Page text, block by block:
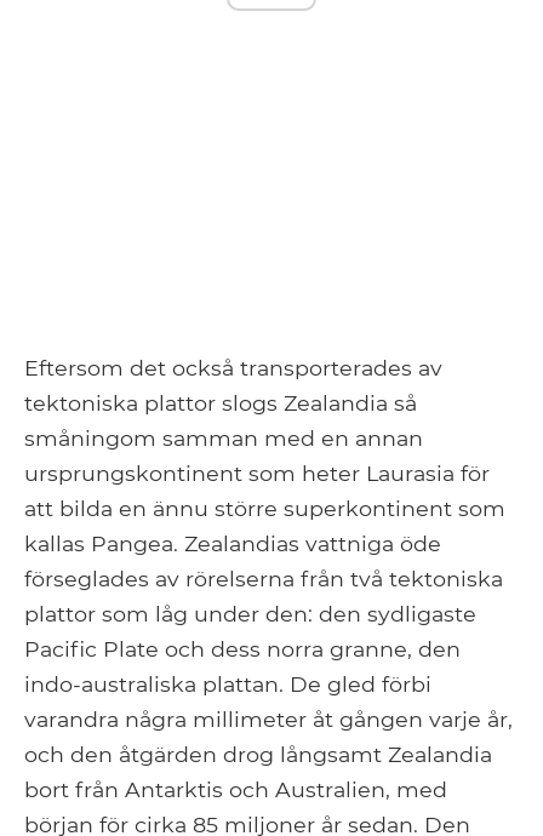
Eftersom det också transporterades av
tektoniska plattor slogs Zealandia så
småningom samman med en annan
ursprungskontinent som heter Laurasia för
att bilda en ännu större superkontinent som
kallas Pangea. Zealandias vattniga öde
förseglades av rörelserna från två tektoniska
plattor som låg under den: den sydligaste
Pacific Plate och dess norra granne, den
indo-australiska plattan. De gled förbi
varandra några millimeter åt gången varje år,
och den åtgärden drog långsamt Zealandia
bort från Antarktis och Australien, med
början för cirka 85 miljoner år sedan. Den